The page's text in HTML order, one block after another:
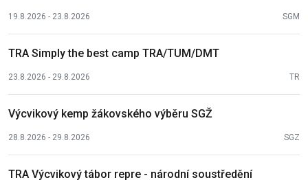
19.8.2026 - 23.8.2026 SGM
TRA Simply the best camp TRA/TUM/DMT
23.8.2026 - 29.8.2026 TR
Výcvikový kemp žákovského výběru SGŽ
28.8.2026 - 29.8.2026 SGZ
TRA Výcvikový tábor repre - národní soustředění